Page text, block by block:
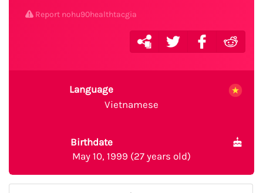
Report nohu90healthtacgia
Language
Vietnamese
Birthdate
May 10, 1999 (27 years old)